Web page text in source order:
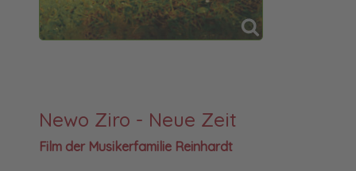
Newo Ziro - Neue Zeit
Film der Musikerfamilie Reinhardt